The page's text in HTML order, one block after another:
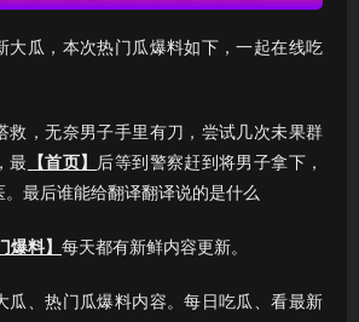
大瓜，本次热门瓜爆料如下，一起在线吃
救，无奈男子手里有刀，尝试几次未果群
最 【首页】
后等到警察赶到将男子拿下，
最后谁能给翻译翻译说的是什么
爆料】 每天都有新鲜内容更新。
瓜、热门瓜爆料内容。每日吃瓜、看最新